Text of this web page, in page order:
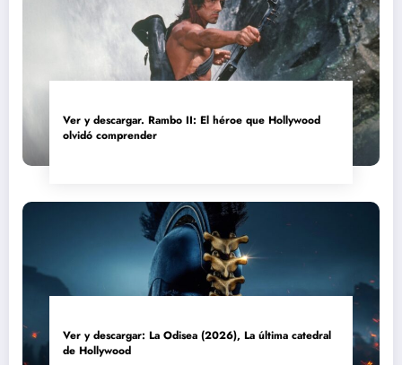
Ver y descargar. Rambo II: El héroe que Hollywood
olvidó comprender
Ver y descargar: La Odisea (2026), La última catedral
de Hollywood